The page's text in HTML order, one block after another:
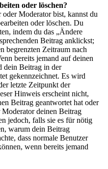
oder löschen?
Moderator bist, kannst du
oder löschen. Du
indem du das „Ändere
Beitrag anklickst;
begrenzten Zeitraum nach
bereits jemand auf deinen
dein Beitrag in der
gekennzeichnet. Es wird
letzte Zeitpunkt der
Hinweis erscheint nicht,
Beitrag geantwortet hat oder
deinen Beitrag
jedoch, falls sie es für nötig
warum dein Beitrag
dass normale Benutzer
wenn bereits jemand